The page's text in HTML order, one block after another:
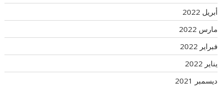
أبريل 2022
مارس 2022
فبراير 2022
يناير 2022
ديسمبر 2021